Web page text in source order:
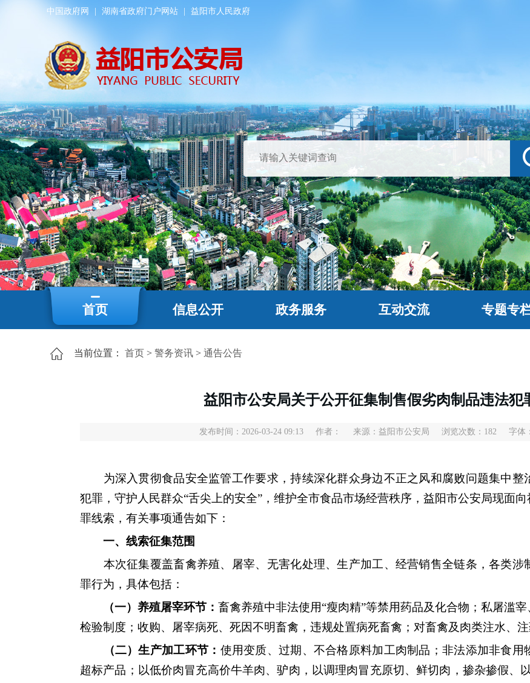
中国政府网 湖南省政府门户网站 益阳市人民政府
首页 信息公开 政务服务 互动交流 专题专
当前位置： 首页 > 警务资讯 > 通告公告
益阳市公安局关于公开征集制售假劣肉制品违法犯
发布时间：2026-03-24 09:13 作者： 来源：益阳市公安局 浏览次数： 182 字体：
为深入贯彻食品安全监管工作要求，持续深化群众身边不正之风和腐败问题集中整
犯罪，守护人民群众“舌尖上的安全”，维护全市食品市场经营秩序，益阳市公安局现面
罪线索，有关事项通告如下：
一、线索征集范围
本次征集覆盖畜禽养殖、屠宰、无害化处理、生产加工、经营销售全链条，各类涉
罪行为，具体包括：
（一）养殖屠宰环节： 畜禽养殖中非法使用“瘦肉精”等禁用药品及化合物；私屠滥
检验制度；收购、屠宰病死、死因不明畜禽，违规处置病死畜禽；对畜禽及肉类注水、注
（二）生产加工环节： 使用变质、过期、不合格原料加工肉制品；非法添加非食
超标产品；以低价肉冒充高价牛羊肉、驴肉，以调理肉冒充原切、鲜切肉，掺杂掺假、